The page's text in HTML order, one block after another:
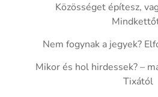
Közösséget építesz,
Nem fogynak a jegyek?
Mikor és hol hirdessek? –
Tixától